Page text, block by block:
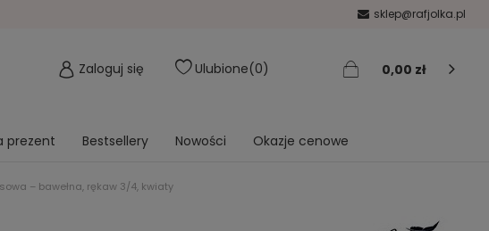
sklep@rafjolka.pl
Zaloguj się Ulubione 0 0,00 zł
prezent Bestsellery Nowości Okazje cenowe
– bawełna, rękaw 3/4, kwiaty